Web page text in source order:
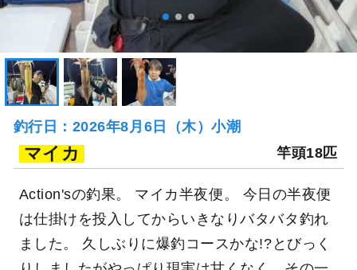
釣行日：2026年8月6日（木）小潮
マイカ 竿頭18匹
Action'sの釣果。 マイカ半夜便。 今日の半夜便
は仕掛けを投入してからいきなりバタバタ釣れ
ました。 久しぶりに爆釣コースかな!?とびっく